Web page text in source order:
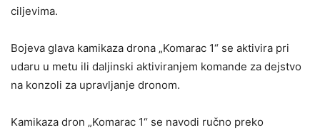
ciljevima.
Bojeva glava kamikaza drona „Komarac 1“ se aktivira pri
udaru u metu ili daljinski aktiviranjem komande za dejstvo
na konzoli za upravljanje dronom.
Kamikaza dron „Komarac 1“ se navodi ručno preko